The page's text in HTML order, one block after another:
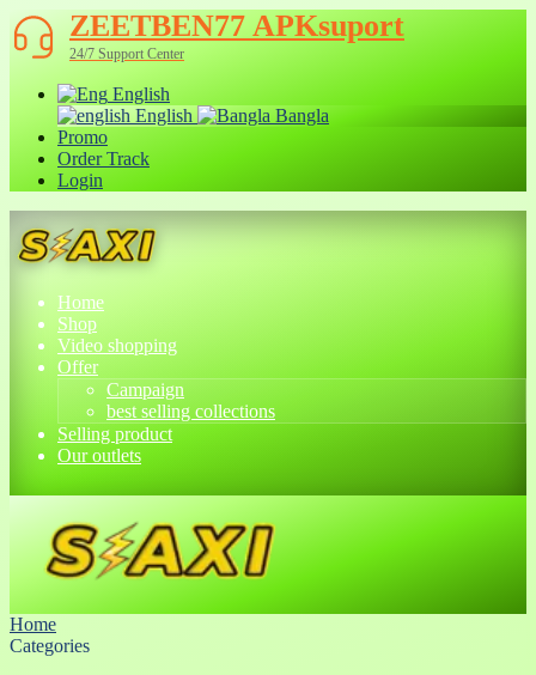
ZEETBEN77 APKsuport
24/7 Support Center
English
English
Bangla
Promo
Order Track
Login
Home
Shop
Video shopping
Offer
Campaign
best selling collections
Selling product
Our outlets
Home
Categories